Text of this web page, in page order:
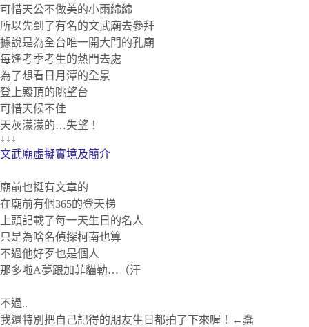
可惜天公不做美的小雨綿綿
所以先到了有名的文武廟去參拜
據說是為全台唯一開大門的孔廟
每逢考季考生的熱門去處
為了想看日月潭的全景
登上殿頂的眺望台
可惜天候不佳
天灰濛濛的…失望！
↓↓↓
文武廟虛擬實境及簡介
廟前也挺有文章的
在廟前有個365的登天梯
上頭記載了每一天生日的名人
只是為啥名偵探柯南也算
不過他好歹也是個人
那多啦A夢跟加菲貓勒…（汗
不過..
我還特別把自己記得的朋友生日都拍了下來喔！←蠢